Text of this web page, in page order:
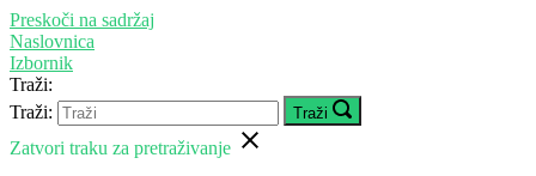
Preskoči na sadržaj
Naslovnica
Izbornik
Traži:
Traži:
Traži
Zatvori traku za pretraživanje